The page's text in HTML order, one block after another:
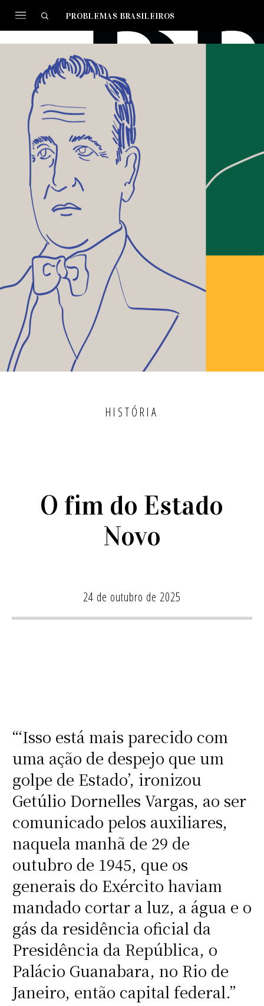
PROBLEMAS BRASILEIROS
HISTÓRIA
O fim do Estado
Novo
24 de outubro de 2025
“‘Isso está mais parecido com
uma ação de despejo que um
golpe de Estado’, ironizou
Getúlio Dornelles Vargas, ao ser
comunicado pelos auxiliares,
naquela manhã de 29 de
outubro de 1945, que os
generais do Exército haviam
mandado cortar a luz, a água e o
gás da residência oficial da
Presidência da República, o
Palácio Guanabara, no Rio de
Janeiro, então capital federal.”